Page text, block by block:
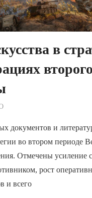
в
документов и
во втором периоде
Отмечены усиление
рост
и всего